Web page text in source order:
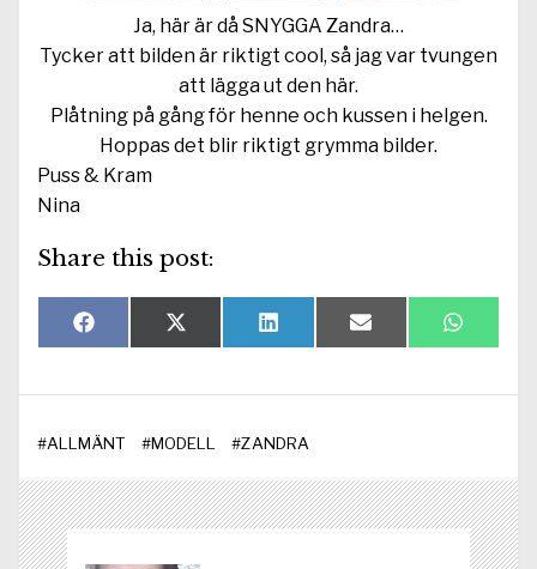
Ja, här är då SNYGGA Zandra…
Tycker att bilden är riktigt cool, så jag var tvungen
att lägga ut den här.
Plåtning på gång för henne och kussen i helgen.
Hoppas det blir riktigt grymma bilder.
Puss & Kram
Nina
Share this post:
Dela
på
F
a
e
o
Dela
på
X
(
w
t
r
)
Dela
på
L
i
k
I
Dela
på
E
-
o
Dela
på
W
h
t
#ALLMÄNT #MODELL #ZANDRA